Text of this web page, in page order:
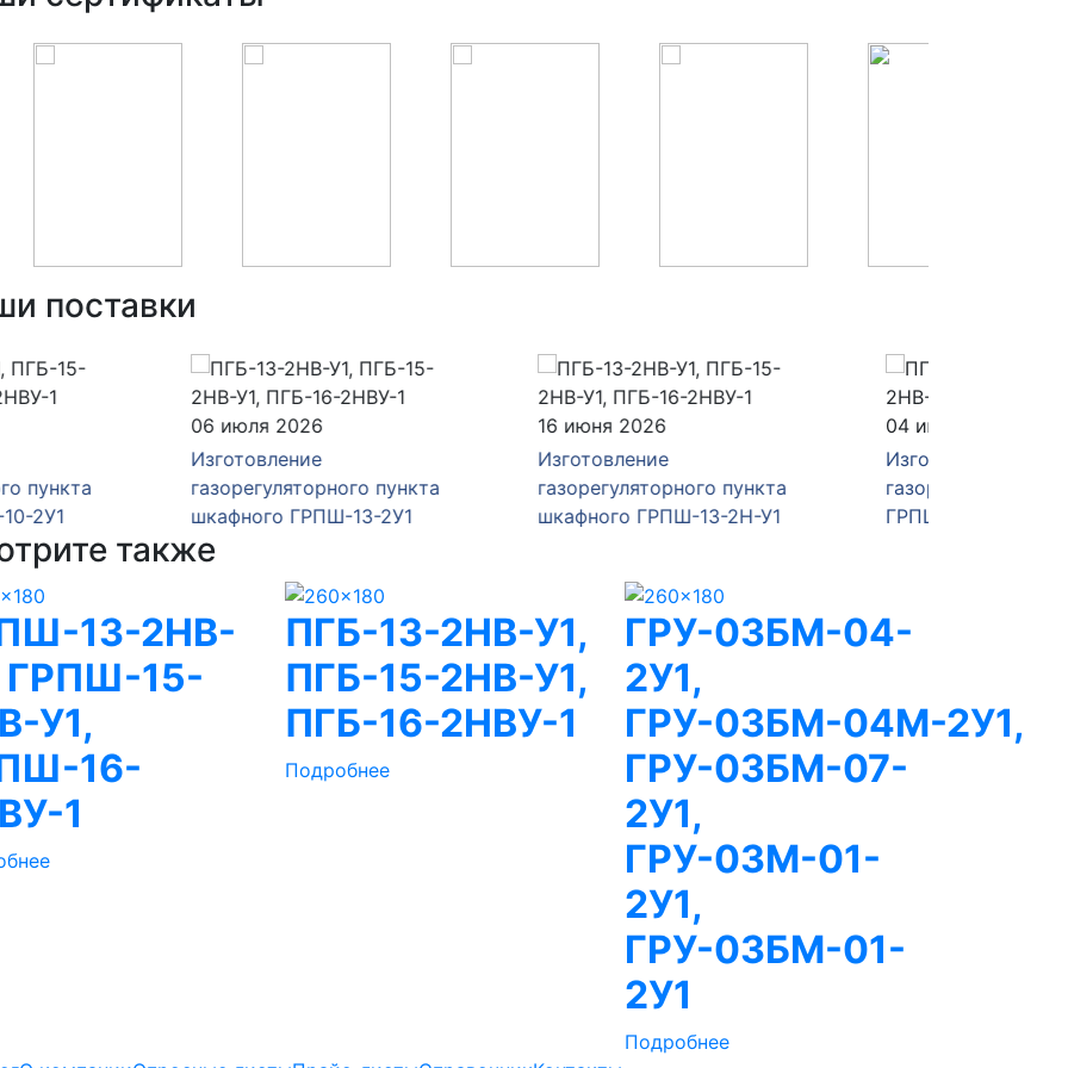
поставки
2026
пункта
ГРПШ-13-2У1
16 июня 2026
Изготовление
газорегуляторного пункта
шкафного ГРПШ-13-2Н-У1
04 июня 2026
Изготовление и отгрузка
газорегуляторного пункта
ГРПШ-РДНК-1000/2
также
13-2НВ-
ГРПШ-15-
У1,
16-
1
ПГБ-13-2НВ-У1,
ПГБ-15-2НВ-У1,
ПГБ-16-2НВУ-1
Подробнее
ГРУ-03БМ-04-
2У1,
ГРУ-03БМ-04М-2У1,
ГРУ-03БМ-07-
2У1,
ГРУ-03М-01-
2У1,
ГРУ-03БМ-01-
2У1
Подробнее